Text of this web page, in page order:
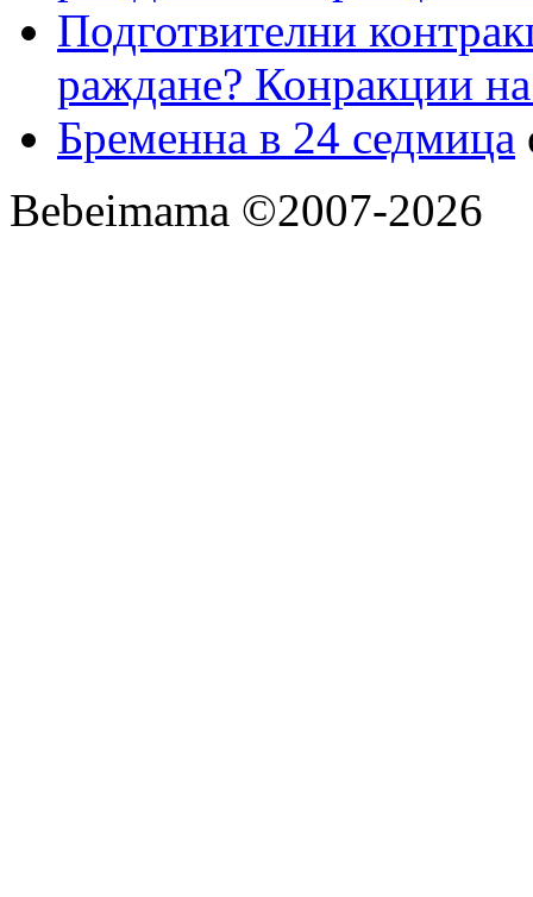
Подготвителни
раждане? Конракции
Бременна в 24 седмица
Bebeimama ©2007-2026